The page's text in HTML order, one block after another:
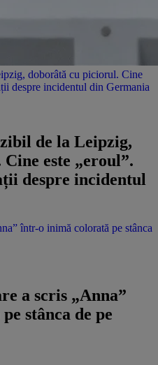
doborâtă cu piciorul. Cine
despre incidentul din Germania
de la Leipzig,
este „eroul”.
despre incidentul
într-o inimă colorată pe stânca
a scris „Anna”
stânca de pe